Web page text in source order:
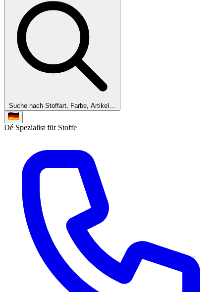
Suche nach Stoffart, Farbe, Artikel…
Dé Spezialist für Stoffe